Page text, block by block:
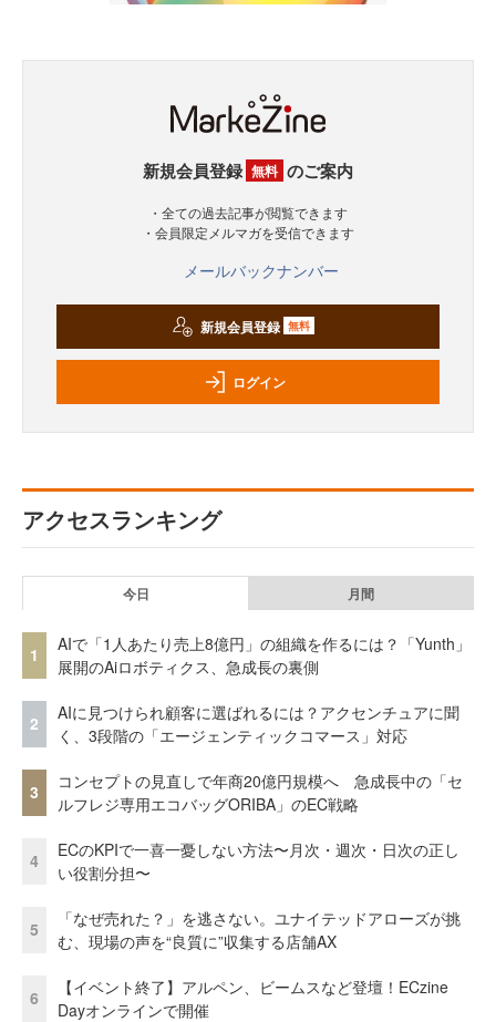
新規会員登録 無料 のご案内
・全ての過去記事が閲覧できます
・会員限定メルマガを受信できます
メールバックナンバー
新規会員登録 無料
ログイン
アクセスランキング
今日 月間
1
AIで「1人あたり売上8億円」の組織を作るには？「Yunth」
展開のAiロボティクス、急成長の裏側
2
AIに見つけられ顧客に選ばれるには？アクセンチュアに聞
く、3段階の「エージェンティックコマース」対応
3
コンセプトの見直しで年商20億円規模へ 急成長中の「セ
ルフレジ専用エコバッグORIBA」のEC戦略
4
ECのKPIで一喜一憂しない方法〜月次・週次・日次の正し
い役割分担〜
5
「なぜ売れた？」を逃さない。ユナイテッドアローズが挑
む、現場の声を“良質に”収集する店舗AX
6
【イベント終了】アルペン、ビームスなど登壇！ECzine
Dayオンラインで開催